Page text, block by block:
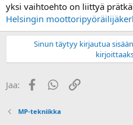
yksi vaihtoehto on liittyä
Helsingin
Sinun täytyy kirjautua
Jaa: FacebookWhatsApp
Linkki
MP-tekniikka